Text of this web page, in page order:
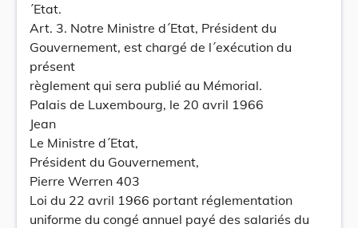
´Etat.
Art. 3. Notre Ministre d´Etat, Président du
Gouvernement, est chargé de l´exécution du
présent
règlement qui sera publié au Mémorial.
Palais de Luxembourg, le 20 avril 1966
Jean
Le Ministre d´Etat,
Président du Gouvernement,
Pierre Werren 403
Loi du 22 avril 1966 portant réglementation
uniforme du congé annuel payé des salariés du